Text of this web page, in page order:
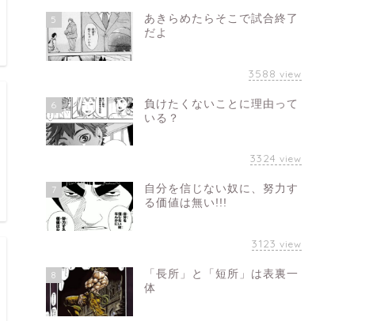
5
あきらめたらそこで試合終了
だよ
3588 view
6
負けたくないことに理由って
いる？
3324 view
7
自分を信じない奴に、努力す
る価値は無い!!!
3123 view
8
「長所」と「短所」は表裏一
体